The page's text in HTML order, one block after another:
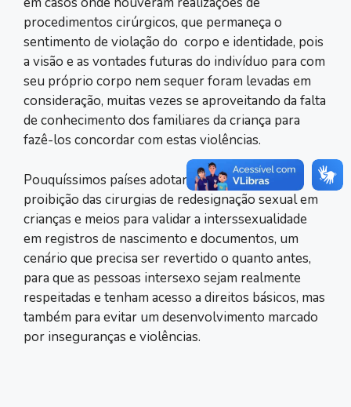
procedimentos cirúrgicos, que permaneça o
sentimento de violação do corpo e identidade, pois
a visão e as vontades futuras do indivíduo para com
seu próprio corpo nem sequer foram levadas em
consideração, muitas vezes se aproveitando da falta
de conhecimento dos familiares da criança para
fazê-los concordar com estas violências.
Pouquíssimos países adotaram medidas de
proibição das cirurgias de redesignação sexual em
crianças e meios para validar a interssexualidade
em registros de nascimento e documentos, um
cenário que precisa ser revertido o quanto antes,
para que as pessoas intersexo sejam realmente
respeitadas e tenham acesso a direitos básicos, mas
também para evitar um desenvolvimento marcado
por inseguranças e violências.